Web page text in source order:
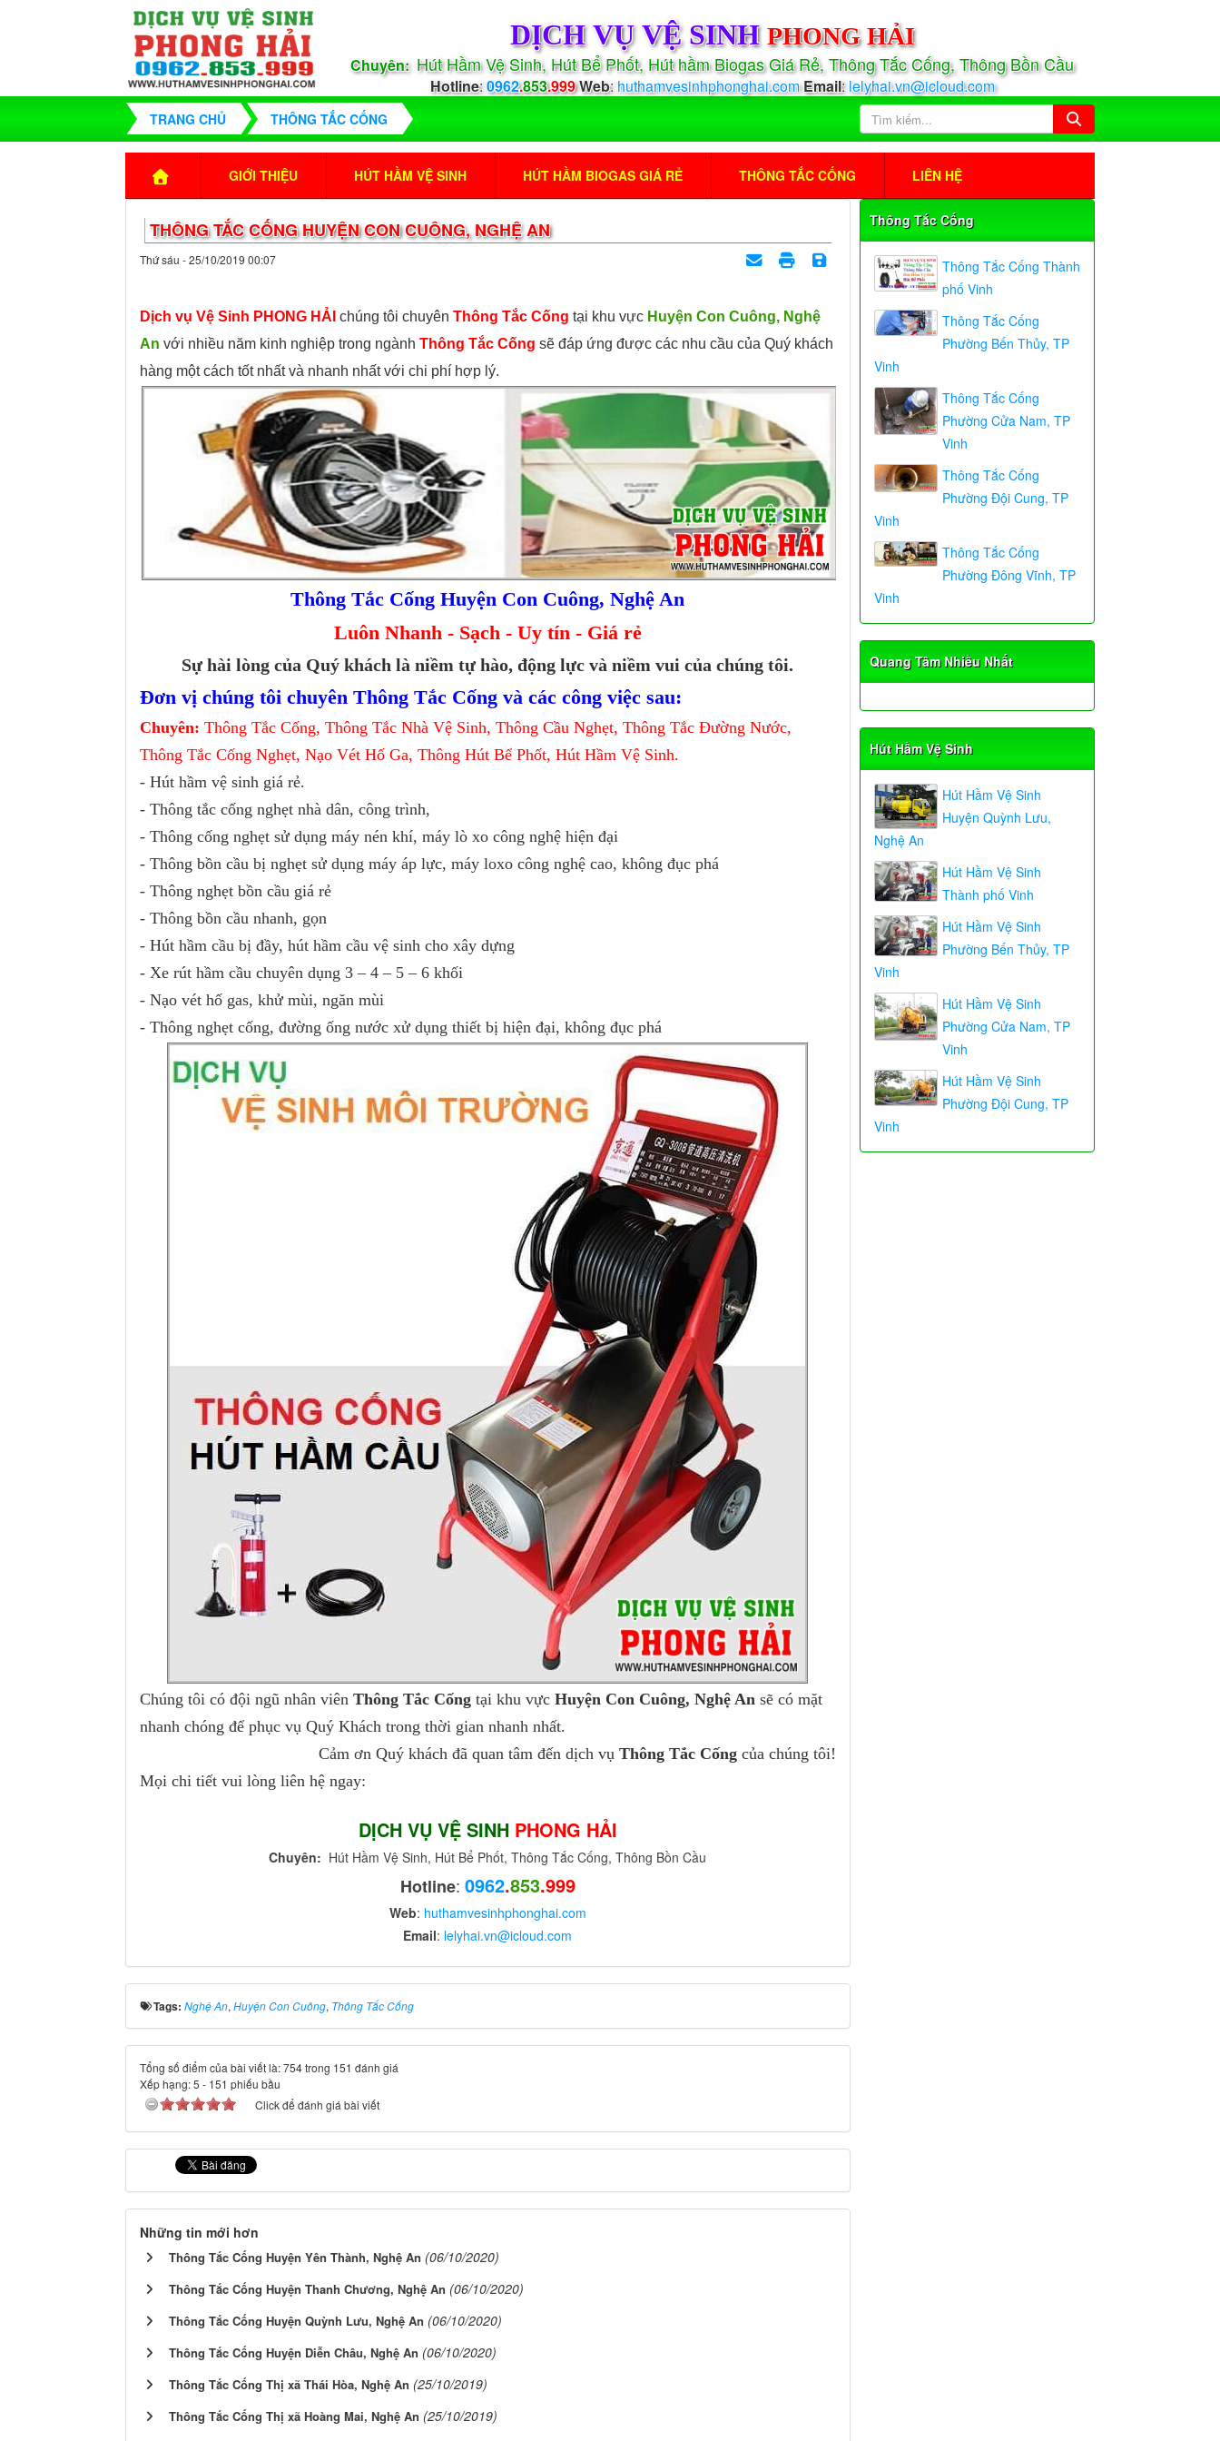
DỊCH VỤ VỆ SINHPHONG HẢI
Chuyên: Hút Hầm Vệ Sinh, Hút Bể Phốt, Hút hầm Biogas Giá Rẻ, Thông Tắc Cống, Thông Bồn Cầu
Hotline:0962.853.999Web: huthamvesinhphonghai.comEmail:lelyhai.vn@icloud.com
TRANG CHỦ THÔNG TẮC CỐNG
GIỚI THIỆU HÚT HẦM VỆ SINH HÚT HẦM BIOGAS GIÁ RẺ THÔNG TẮC CỐNG LIÊN HỆ
THÔNG TẮC CỐNG HUYỆN CON CUÔNG, NGHỆ AN
Thứ sáu - 25/10/2019 00:07
Dịch vụ Vệ Sinh PHONG HẢI chúng tôi chuyên Thông Tắc Cống tại khu vực Huyện Con Cuông, Nghệ
An với nhiều năm kinh nghiệp trong ngành Thông Tắc Cống sẽ đáp ứng được các nhu cầu của Quý khách
hàng một cách tốt nhất và nhanh nhất với chi phí hợp lý.
Thông Tắc Cống Huyện Con Cuông, Nghệ An
Luôn Nhanh - Sạch - Uy tín - Giá rẻ
Sự hài lòng của Quý khách là niềm tự hào, động lực và niềm vui của chúng tôi.
Đơn vị chúng tôi chuyên Thông Tắc Cống và các công việc sau:
Chuyên: Thông Tắc Cống, Thông Tắc Nhà Vệ Sinh, Thông Cầu Nghẹt, Thông Tắc Đường Nước,
Thông Tắc Cống Nghẹt, Nạo Vét Hố Ga, Thông Hút Bể Phốt, Hút Hầm Vệ Sinh.
- Hút hầm vệ sinh giá rẻ.
- Thông tắc cống nghẹt nhà dân, công trình,
- Thông cống nghẹt sử dụng máy nén khí, máy lò xo công nghệ hiện đại
- Thông bồn cầu bị nghẹt sử dụng máy áp lực, máy loxo công nghệ cao, không đục phá
- Thông nghẹt bồn cầu giá rẻ
- Thông bồn cầu nhanh, gọn
- Hút hầm cầu bị đầy, hút hầm cầu vệ sinh cho xây dựng
- Xe rút hầm cầu chuyên dụng 3 – 4 – 5 – 6 khối
- Nạo vét hố gas, khử mùi, ngăn mùi
- Thông nghẹt cống, đường ống nước xử dụng thiết bị hiện đại, không đục phá
Chúng tôi có đội ngũ nhân viên Thông Tắc Cống tại khu vực Huyện Con Cuông, Nghệ An sẽ có mặt
nhanh chóng để phục vụ Quý Khách trong thời gian nhanh nhất.
Cảm ơn Quý khách đã quan tâm đến dịch vụ Thông Tắc Cốngcủa chúng tôi!
Mọi chi tiết vui lòng liên hệ ngay:
DỊCH VỤ VỆ SINH PHONG HẢI
Chuyên: Hút Hầm Vệ Sinh, Hút Bể Phốt, Thông Tắc Cống, Thông Bồn Cầu
Hotline: 0962.853.999
Web: huthamvesinhphonghai.com
Email: lelyhai.vn@icloud.com
Tags: Nghệ An, Huyện Con Cuông, Thông Tắc Cống
Tổng số điểm của bài viết là: 754 trong 151 đánh giá
Xếp hạng:5 - 151 phiếu bầu
Click để đánh giá bài viết
Những tin mới hơn
Thông Tắc Cống Huyện Yên Thành, Nghệ An (06/10/2020)
Thông Tắc Cống Huyện Thanh Chương, Nghệ An (06/10/2020)
Thông Tắc Cống Huyện Quỳnh Lưu, Nghệ An (06/10/2020)
Thông Tắc Cống Huyện Diễn Châu, Nghệ An (06/10/2020)
Thông Tắc Cống Thị xã Thái Hòa, Nghệ An (25/10/2019)
Thông Tắc Cống Thị xã Hoàng Mai, Nghệ An (25/10/2019)
Thông Tắc Cống
Thông Tắc Cống Thành
phố Vinh
Thông Tắc Cống
Phường Bến Thủy, TP
Vinh
Thông Tắc Cống
Phường Cửa Nam, TP
Vinh
Thông Tắc Cống
Phường Đội Cung, TP
Vinh
Thông Tắc Cống
Phường Đông Vĩnh, TP
Vinh
Quang Tâm Nhiều Nhất
Hút Hầm Vệ Sinh
Hút Hầm Vệ Sinh
Huyện Quỳnh Lưu,
Nghệ An
Hút Hầm Vệ Sinh
Thành phố Vinh
Hút Hầm Vệ Sinh
Phường Bến Thủy, TP
Vinh
Hút Hầm Vệ Sinh
Phường Cửa Nam, TP
Vinh
Hút Hầm Vệ Sinh
Phường Đội Cung, TP
Vinh